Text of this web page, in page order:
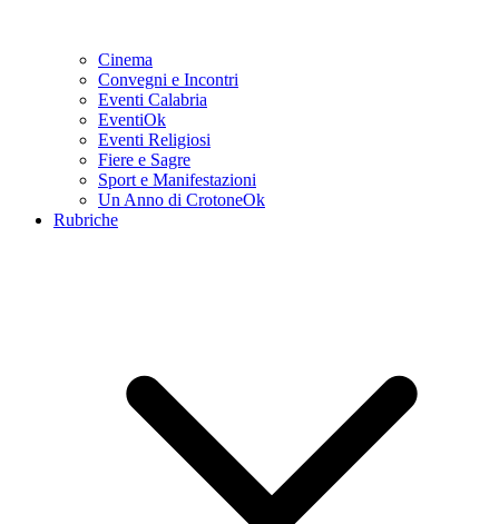
Cinema
Convegni e Incontri
Eventi Calabria
EventiOk
Eventi Religiosi
Fiere e Sagre
Sport e Manifestazioni
Un Anno di CrotoneOk
Rubriche